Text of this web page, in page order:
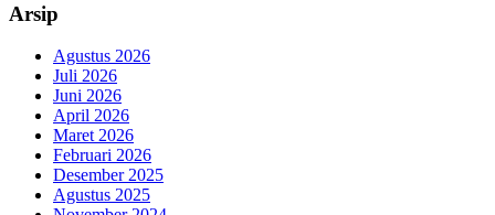
Arsip
Agustus 2026
Juli 2026
Juni 2026
April 2026
Maret 2026
Februari 2026
Desember 2025
Agustus 2025